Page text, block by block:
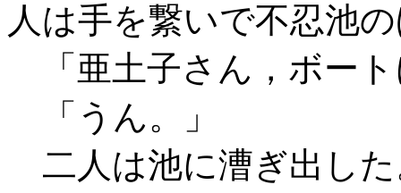
人は手を繋いで不忍池
「亜土子さん，ボー
「うん。」
二人は池に漕ぎ出し